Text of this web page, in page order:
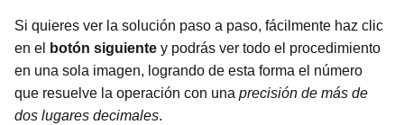
Si quieres ver la solución paso a paso, fácilmente haz clic
en el
botón siguiente y podrás ver todo el procedimiento
en una sola imagen, logrando de esta forma el número
que resuelve la operación con una precisión de más de
dos lugares decimales.